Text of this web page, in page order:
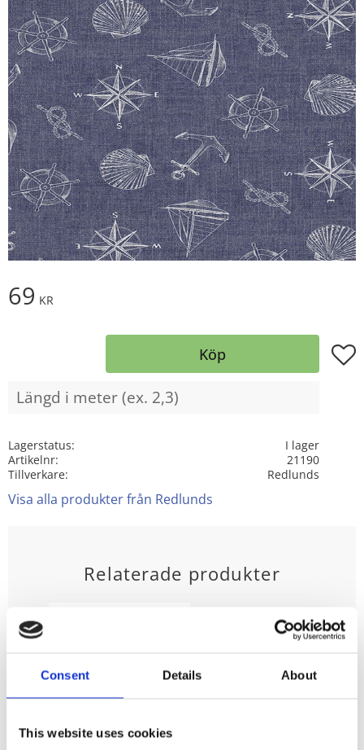
Consent Details About
This website uses cookies
69 KR
Köp
Lagerstatus
I lager
Artikelnr
21190
Tillverkare
Redlunds
Visa alla produkter från Redlunds
Relaterade produkter